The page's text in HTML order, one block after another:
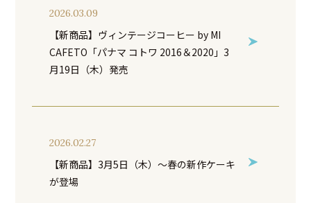
2026.03.09
【新商品】ヴィンテージコーヒー by MI
CAFETO「パナマ コトワ 2016＆2020」3
月19日（木）発売
2026.02.27
【新商品】3月5日（木）～春の新作ケーキ
が登場